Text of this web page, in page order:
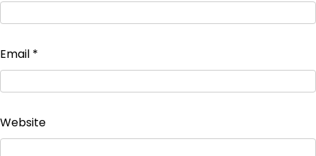
Email *
Website